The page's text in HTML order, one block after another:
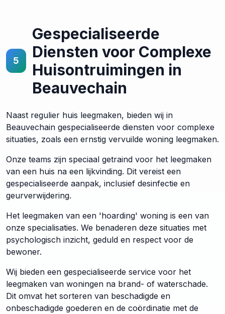
5
Gespecialiseerde
Diensten voor Complexe
Huisontruimingen in
Beauvechain
Naast regulier huis leegmaken, bieden wij in
Beauvechain gespecialiseerde diensten voor complexe
situaties, zoals een ernstig vervuilde woning leegmaken.
Onze teams zijn speciaal getraind voor het leegmaken
van een huis na een lijkvinding. Dit vereist een
gespecialiseerde aanpak, inclusief desinfectie en
geurverwijdering.
Het leegmaken van een 'hoarding' woning is een van
onze specialisaties. We benaderen deze situaties met
psychologisch inzicht, geduld en respect voor de
bewoner.
Wij bieden een gespecialiseerde service voor het
leegmaken van woningen na brand- of waterschade.
Dit omvat het sorteren van beschadigde en
onbeschadigde goederen en de coördinatie met de